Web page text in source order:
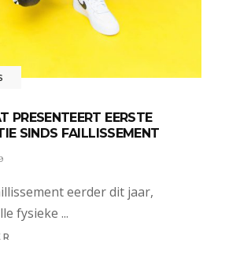
PRESENTEERT EERSTE
SINDS FAILLISSEMENT
eerder dit jaar,
fysieke